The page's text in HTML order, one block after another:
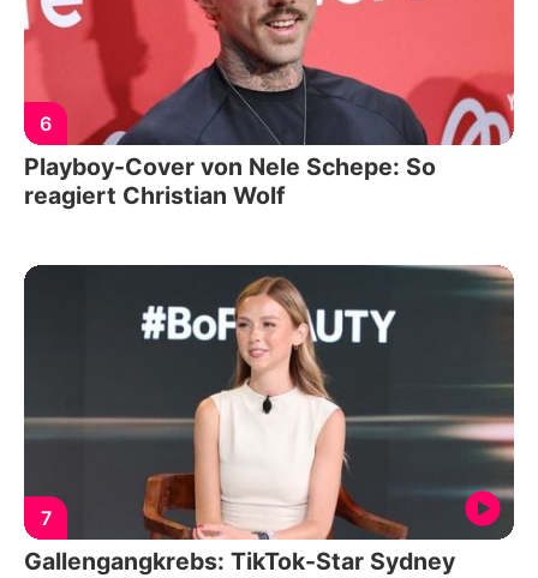
6
Playboy-Cover von Nele Schepe: So
reagiert Christian Wolf
7
Gallengangkrebs: TikTok-Star Sydney